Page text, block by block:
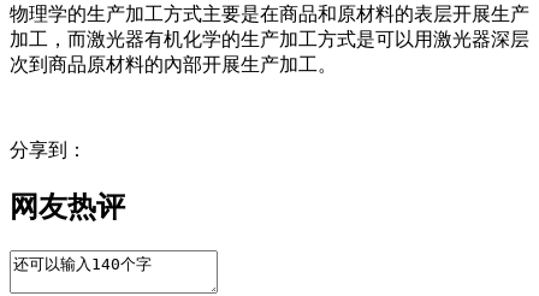
物理学的生产加工方式主要是在商品和原材料的表层开展生产
加工，而激光器有机化学的生产加工方式是可以用激光器深层
次到商品原材料的內部开展生产加工。
分享到：
网友热评